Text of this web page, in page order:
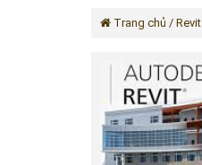
Trang chủ / Revit